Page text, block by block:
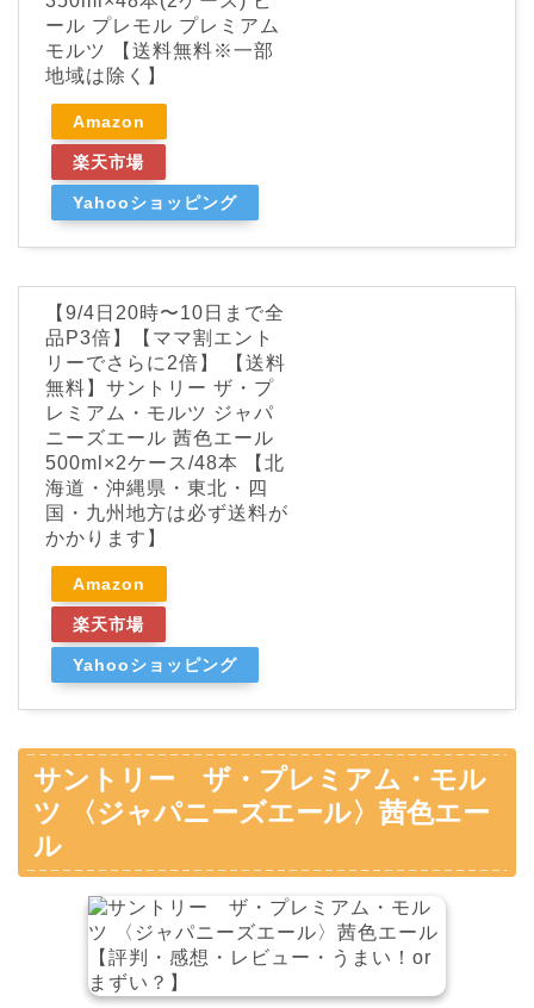
ール プレモル プレミアム
モルツ 【送料無料※一部
地域は除く】
Amazon
楽天市場
Yahooショッピング
【9/4日20時〜10日まで全
品P3倍】【ママ割エント
リーでさらに2倍】 【送料
無料】サントリー ザ・プ
レミアム・モルツ ジャパ
ニーズエール 茜色エール
500ml×2ケース/48本 【北
海道・沖縄県・東北・四
国・九州地方は必ず送料が
かかります】
Amazon
楽天市場
Yahooショッピング
サントリー ザ・プレミアム・モル
ツ 〈ジャパニーズエール〉茜色エー
ル